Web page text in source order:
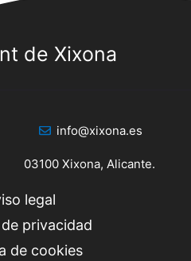
de Xixona
info@xixona.es
03100 Xixona, Alicante.
legal
privacidad
de cookies